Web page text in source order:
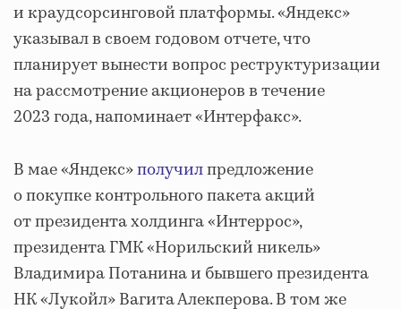
и краудсорсинговой платформы. «Яндекс»
указывал в своем годовом отчете, что
планирует вынести вопрос реструктуризации
на рассмотрение акционеров в течение
2023 года, напоминает «Интерфакс».
В мае «Яндекс»получилпредложение
о покупке контрольного пакета акций
от президента холдинга «Интеррос»,
президента ГМК «Норильский никель»
Владимира Потанина и бывшего президента
НК «Лукойл» Вагита Алекперова. В том же